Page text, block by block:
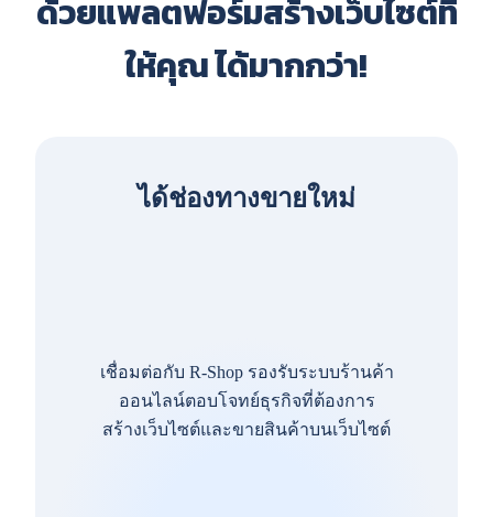
ด้วยแพลตฟอร์มสร้างเว็บไซต์ที่
ให้คุณ ได้มากกว่า!
ได้ช่องทางขายใหม่
เชื่อมต่อกับ R-Shop รองรับระบบร้านค้า
ออนไลน์ตอบโจทย์ธุรกิจที่ต้องการ
สร้างเว็บไซต์และขายสินค้าบนเว็บไซต์